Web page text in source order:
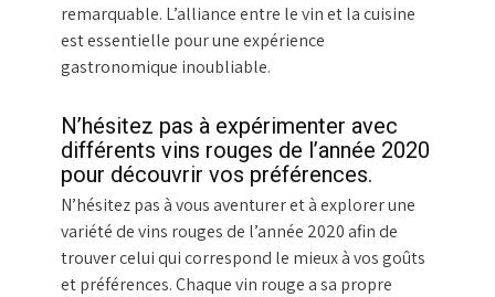
remarquable. L’alliance entre le vin et la cuisine
est essentielle pour une expérience
gastronomique inoubliable.
N’hésitez pas à expérimenter avec
différents vins rouges de l’année 2020
pour découvrir vos préférences.
N’hésitez pas à vous aventurer et à explorer une
variété de vins rouges de l’année 2020 afin de
trouver celui qui correspond le mieux à vos goûts
et préférences. Chaque vin rouge a sa propre